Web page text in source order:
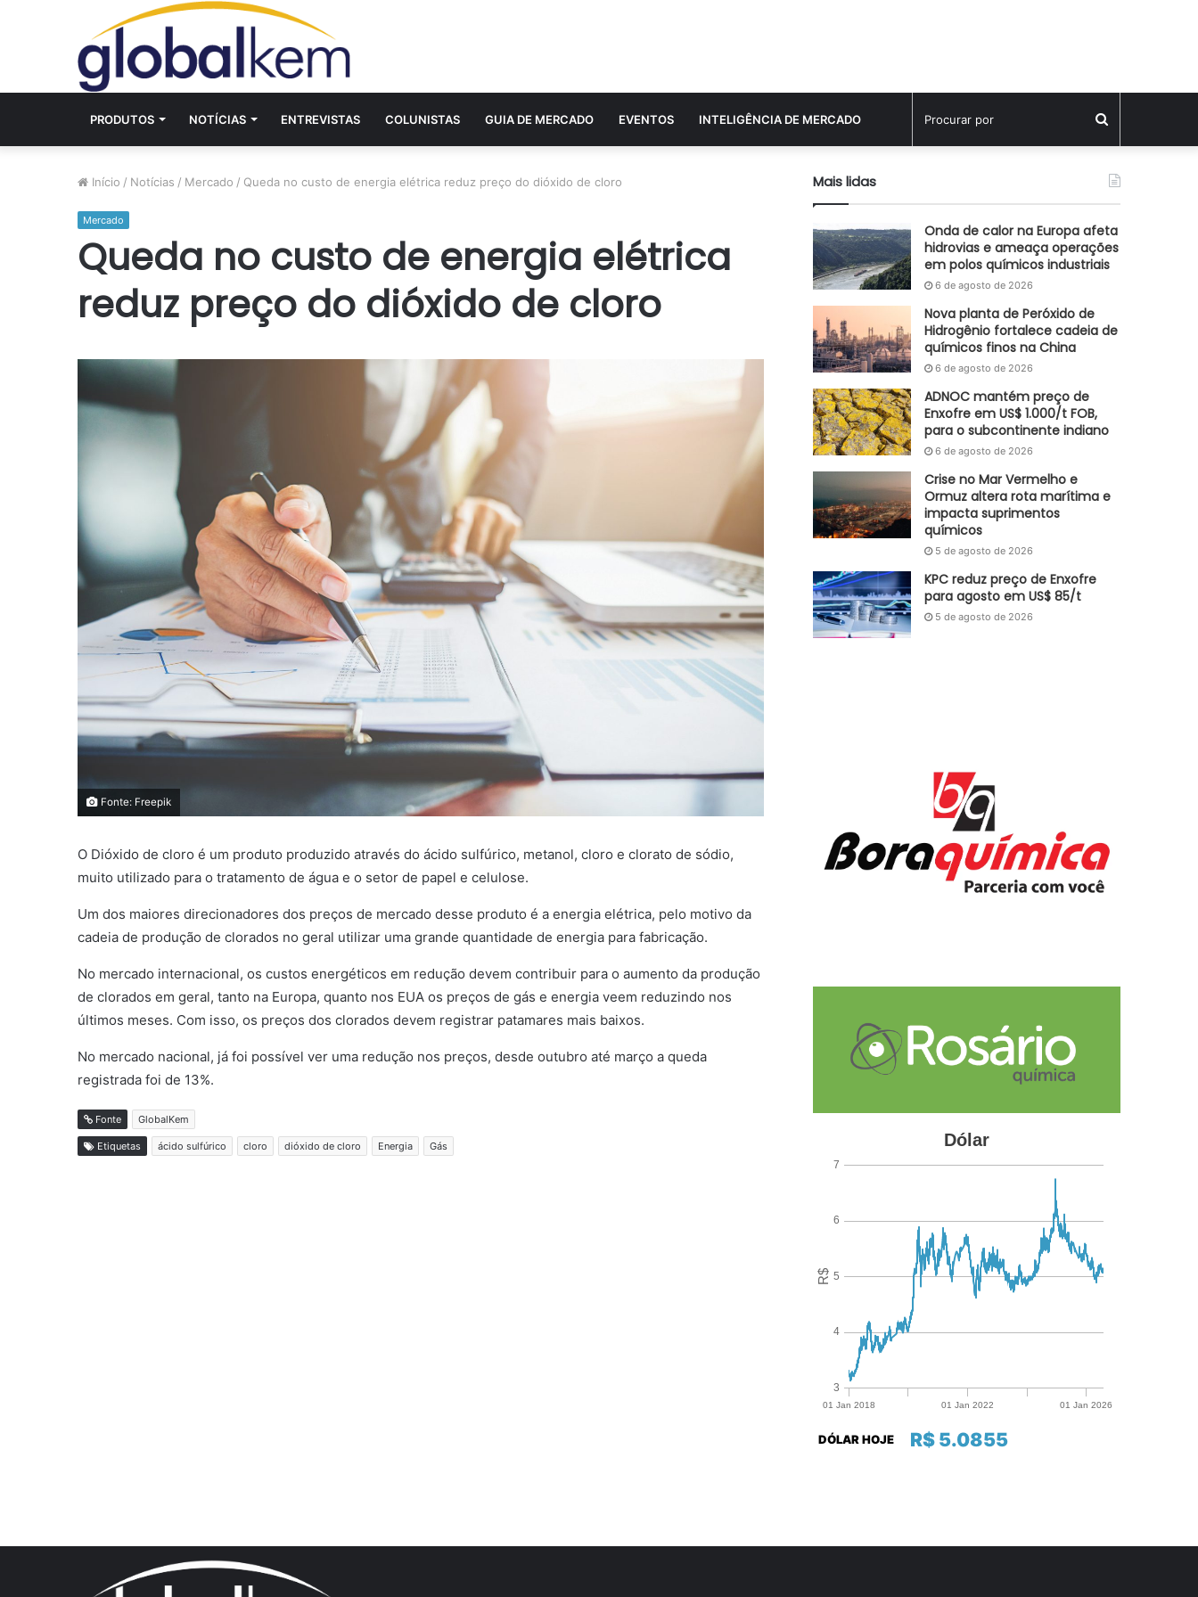
PRODUTOS NOTÍCIAS ENTREVISTAS COLUNISTAS GUIA DE MERCADO EVENTOS INTELIGÊNCIA DE MERCADO
por
Início / Notícias / Mercado / Queda no custo de energia elétrica reduz preço do dióxido de cloro
Mercado
Queda no custo de energia elétrica
reduz preço do dióxido de cloro
Fonte: Freepik
O Dióxido de cloro é um produto produzido através do ácido sulfúrico, metanol, cloro e clorato de sódio,
muito utilizado para o tratamento de água e o setor de papel e celulose.
Um dos maiores direcionadores dos preços de mercado desse produto é a energia elétrica, pelo motivo da
cadeia de produção de clorados no geral utilizar uma grande quantidade de energia para fabricação.
No mercado internacional, os custos energéticos em redução devem contribuir para o aumento da produção
de clorados em geral, tanto na Europa, quanto nos EUA os preços de gás e energia veem reduzindo nos
últimos meses. Com isso, os preços dos clorados devem registrar patamares mais baixos.
No mercado nacional, já foi possível ver uma redução nos preços, desde outubro até março a queda
registrada foi de 13%.
Fonte GlobalKem
Etiquetas ácido sulfúrico cloro dióxido de cloro Energia Gás
Mais lidas
Onda de calor na Europa afeta
hidrovias e ameaça operações
em polos químicos industriais
6 de agosto de 2026
Nova planta de Peróxido de
Hidrogênio fortalece cadeia de
químicos finos na China
6 de agosto de 2026
ADNOC mantém preço de
Enxofre em US$ 1.000/t FOB,
para o subcontinente indiano
6 de agosto de 2026
Crise no Mar Vermelho e
Ormuz altera rota marítima e
impacta suprimentos
químicos
5 de agosto de 2026
KPC reduz preço de Enxofre
para agosto em US$ 85/t
5 de agosto de 2026
R$ 5.0855
DÓLAR HOJE